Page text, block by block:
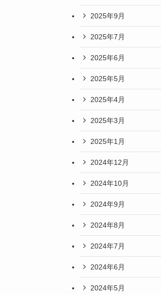
2025年9月
2025年7月
2025年6月
2025年5月
2025年4月
2025年3月
2025年1月
2024年12月
2024年10月
2024年9月
2024年8月
2024年7月
2024年6月
2024年5月